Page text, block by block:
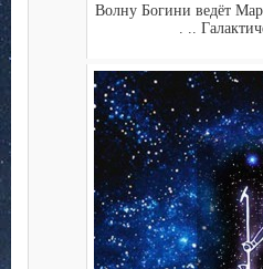
Волну Богини ведёт
. ..